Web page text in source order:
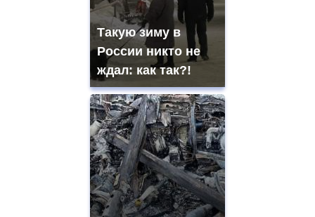
Такую зиму в
России никто не
ждал: как так?!